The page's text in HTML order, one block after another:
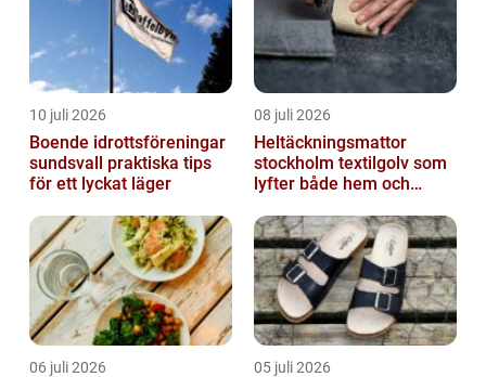
10 juli 2026
Boende idrottsföreningar
sundsvall praktiska tips
för ett lyckat läger
08 juli 2026
Heltäckningsmattor
stockholm textilgolv som
lyfter både hem och
06 juli 2026 05 juli 2026